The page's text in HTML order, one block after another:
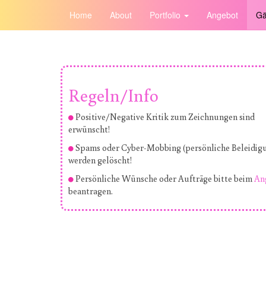
Home About Portfolio Angebot
Regeln/Info
Positive/Negative Kritik zum Zeichnungen sind
erwünscht!
Spams oder Cyber-Mobbing (persönliche
werden gelöscht!
Persönliche Wünsche oder Aufträge bitte beim
beantragen.